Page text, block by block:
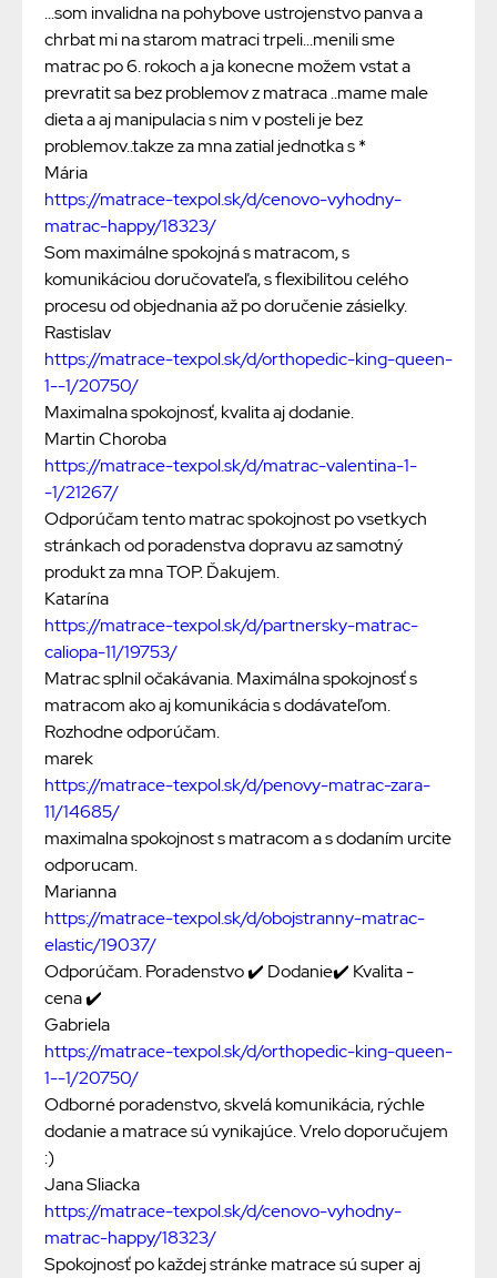
...som invalidna na pohybove ustrojenstvo panva a
chrbat mi na starom matraci trpeli...menili sme
matrac po 6. rokoch a ja konecne možem vstat a
prevratit sa bez problemov z matraca ..mame male
dieta a aj manipulacia s nim v posteli je bez
problemov..takze za mna zatial jednotka s *
Mária
https://matrace-texpol.sk/d/cenovo-vyhodny-
matrac-happy/18323/
Som maximálne spokojná s matracom, s
komunikáciou doručovateľa, s flexibilitou celého
procesu od objednania až po doručenie zásielky.
Rastislav
https://matrace-texpol.sk/d/orthopedic-king-queen-
1--1/20750/
Maximalna spokojnosť, kvalita aj dodanie.
Martin Choroba
https://matrace-texpol.sk/d/matrac-valentina-1-
-1/21267/
Odporúčam tento matrac spokojnost po vsetkych
stránkach od poradenstva dopravu az samotný
produkt za mna TOP. Ďakujem.
Katarína
https://matrace-texpol.sk/d/partnersky-matrac-
caliopa-11/19753/
Matrac splnil očakávania. Maximálna spokojnosť s
matracom ako aj komunikácia s dodávateľom.
Rozhodne odporúčam.
marek
https://matrace-texpol.sk/d/penovy-matrac-zara-
11/14685/
maximalna spokojnost s matracom a s dodaním urcite
odporucam.
Marianna
https://matrace-texpol.sk/d/obojstranny-matrac-
elastic/19037/
Odporúčam. Poradenstvo ✔️ Dodanie✔️ Kvalita -
cena ✔️
Gabriela
https://matrace-texpol.sk/d/orthopedic-king-queen-
1--1/20750/
Odborné poradenstvo, skvelá komunikácia, rýchle
dodanie a matrace sú vynikajúce. Vrelo doporučujem
:)
Jana Sliacka
https://matrace-texpol.sk/d/cenovo-vyhodny-
matrac-happy/18323/
Spokojnosť po každej stránke matrace sú super aj